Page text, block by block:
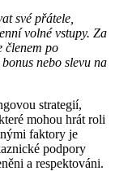
své přátele,
volné vstupy. Za
členem po
nebo slevu na
strategií,
mohou hrát roli
faktory je
podpory
a respektováni.